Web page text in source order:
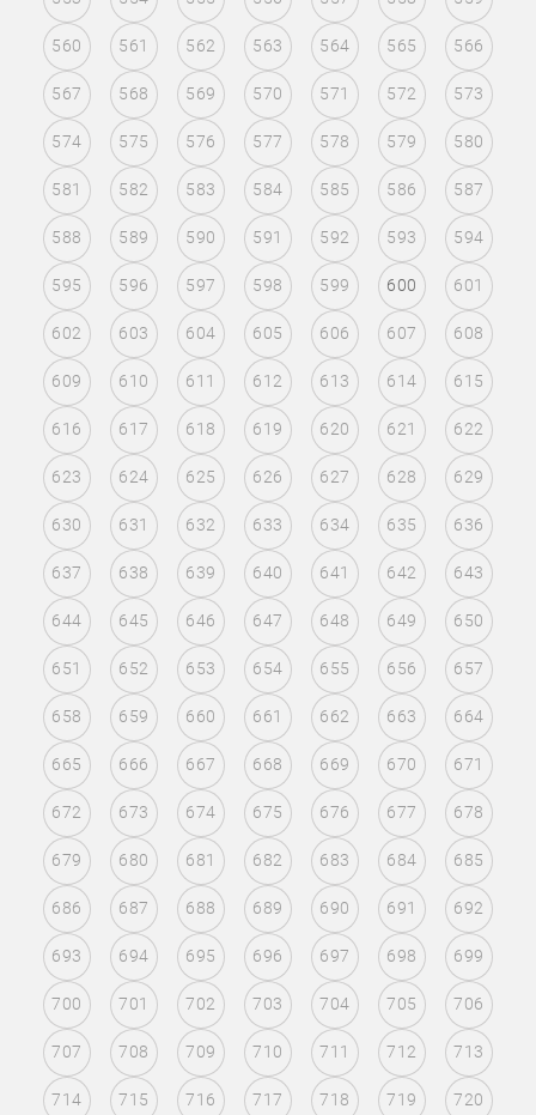
560 561 562 563 564 565 566
567 568 569 570 571 572 573
574 575 576 577 578 579 580
581 582 583 584 585 586 587
588 589 590 591 592 593 594
595 596 597 598 599 600 601
602 603 604 605 606 607 608
609 610 611 612 613 614 615
616 617 618 619 620 621 622
623 624 625 626 627 628 629
630 631 632 633 634 635 636
637 638 639 640 641 642 643
644 645 646 647 648 649 650
651 652 653 654 655 656 657
658 659 660 661 662 663 664
665 666 667 668 669 670 671
672 673 674 675 676 677 678
679 680 681 682 683 684 685
686 687 688 689 690 691 692
693 694 695 696 697 698 699
700 701 702 703 704 705 706
707 708 709 710 711 712 713
714 715 716 717 718 719 720